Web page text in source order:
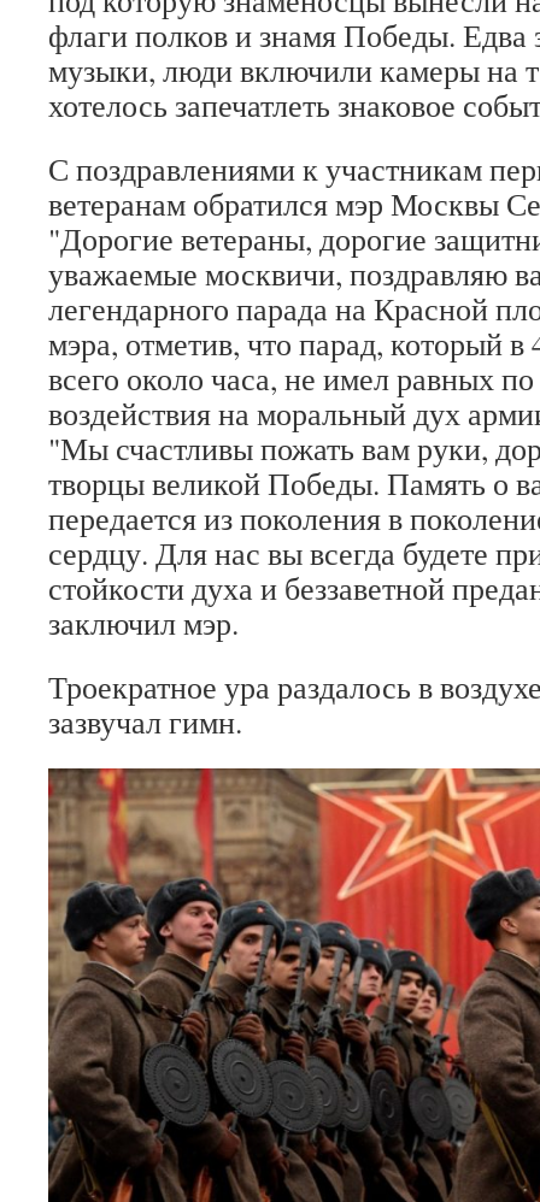
флаги полков и знамя Победы. Едва
музыки, люди включили камеры на
хотелось запечатлеть знаковое
С поздравлениями к участникам
ветеранам обратился мэр Москвы
"Дорогие ветераны, дорогие
уважаемые москвичи, поздравляю
легендарного парада на Красной
мэра, отметив, что парад, который
всего около часа, не имел равных
воздействия на моральный дух
"Мы счастливы пожать вам руки,
творцы великой Победы. Память о
передается из поколения в
сердцу. Для нас вы всегда будете
стойкости духа и беззаветной
заключил мэр.
Троекратное ура раздалось в
зазвучал гимн.